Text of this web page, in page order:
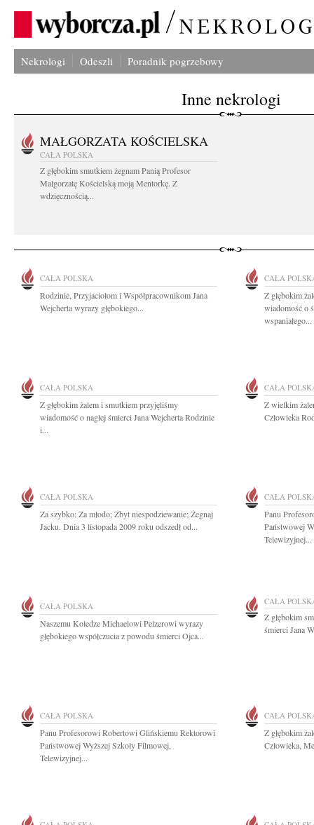
Nekrologi Odeszli Poradnik pogrzebowy
Inne nekrologi
MAŁGORZATA KOŚCIELSKA
CAŁA POLSKA
Z głębokim smutkiem żegnam Panią Profesor
Małgorzatę Kościelską moją Mentorkę. Z
wdzięcznością...
CAŁA POLSKA
Rodzinie, Przyjaciołom i Współpracownikom Jana
Wejcherta wyrazy głębokiego...
CAŁA
Z głębokim
wiadomość o
wspaniałego...
CAŁA POLSKA
Z głębokim żalem i smutkiem przyjęliśmy
wiadomość o nagłej śmierci Jana Wejcherta Rodzinie
i...
CAŁA
Z wielkim
Człowieka
CAŁA POLSKA
Za szybko; Za młodo; Zbyt niespodziewanie; Żegnaj
Jacku. Dnia 3 listopada 2009 roku odszedł od...
CAŁA
Panu
Państwowej
Telewizyjnej...
CAŁA POLSKA
Naszemu Koledze Michaelowi Pelzerowi wyrazy
głębokiego współczucia z powodu śmierci Ojca...
CAŁA
Z głębokim
śmierci Jana
CAŁA POLSKA
Panu Profesorowi Robertowi Glińskiemu Rektorowi
Państwowej Wyższej Szkoły Filmowej,
Telewizyjnej...
CAŁA
Z głębokim
Człowieka,